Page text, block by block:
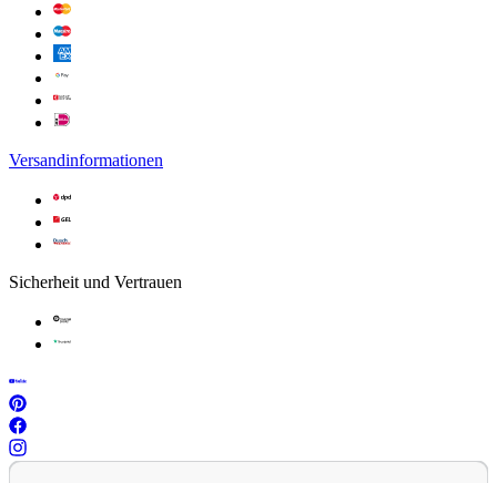
Versandinformationen
Sicherheit und Vertrauen